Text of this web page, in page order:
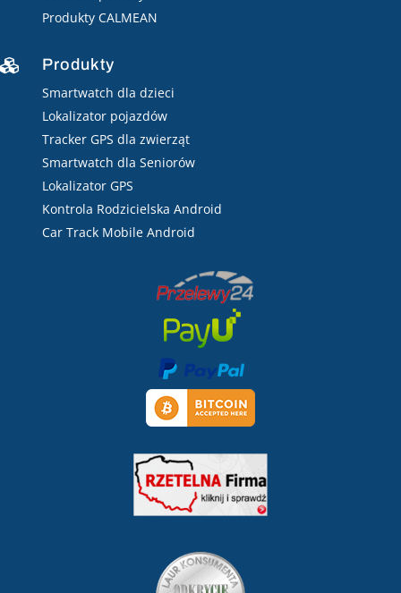
Produkty CALMEAN
 Produkty
Smartwatch dla dzieci
Lokalizator pojazdów
Tracker GPS dla zwierząt
Smartwatch dla Seniorów
Lokalizator GPS
Kontrola Rodzicielska Android
Car Track Mobile Android